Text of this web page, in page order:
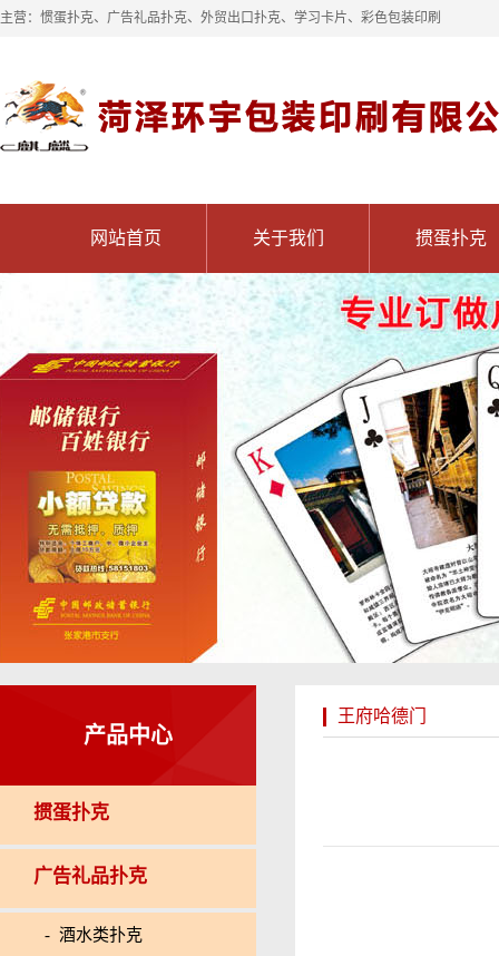
主营：惯蛋扑克、广告礼品扑克、外贸出口扑克、学习卡片、彩色包装印刷
网站首页 关于我们 掼蛋扑克
产品中心
掼蛋扑克
广告礼品扑克
- 酒水类扑克
王府哈德门